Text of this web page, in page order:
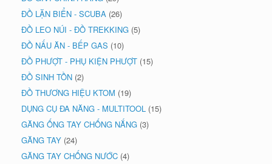
ĐỒ LẶN BIỂN - SCUBA (26)
ĐỒ LEO NÚI - ĐỒ TREKKING (5)
ĐỒ NẤU ĂN - BẾP GAS (10)
ĐỒ PHƯỢT - PHỤ KIỆN PHƯỢT (15)
ĐỒ SINH TỒN (2)
ĐỒ THƯƠNG HIỆU KTOM (19)
DỤNG CỤ ĐA NĂNG - MULTITOOL (15)
GĂNG ỐNG TAY CHỐNG NẮNG (3)
GĂNG TAY (24)
GĂNG TAY CHỐNG NƯỚC (4)